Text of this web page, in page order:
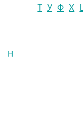
Т У Ф Х
H